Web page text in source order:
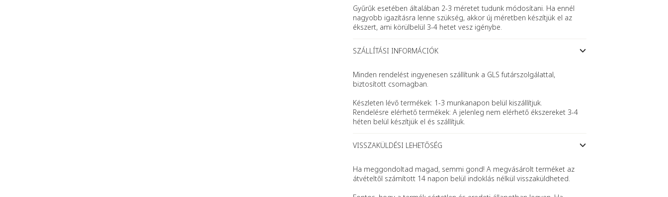
Gyűrűk esetében általában 2-3 méretet tudunk módosítani. Ha ennél
nagyobb igazításra lenne szükség, akkor új méretben készítjük el az
ékszert, ami körülbelül 3-4 hetet vesz igénybe.
SZÁLLÍTÁSI INFORMÁCIÓK
Minden rendelést ingyenesen szállítunk a GLS futárszolgálattal,
biztosított csomagban.
Készleten lévő termékek: 1-3 munkanapon belül kiszállítjuk.
Rendelésre elérhető termékek: A jelenleg nem elérhető ékszereket 3-4
héten belül készítjük el és szállítjuk.
VISSZAKÜLDÉSI LEHETŐSÉG
Ha meggondoltad magad, semmi gond! A megvásárolt terméket az
átvételtől számított 14 napon belül indoklás nélkül visszaküldheted.